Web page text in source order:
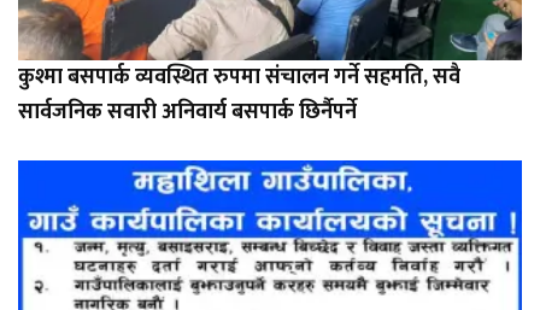
कुश्मा बसपार्क व्यवस्थित रुपमा संचालन गर्ने सहमति, सवै
सार्वजनिक सवारी अनिवार्य बसपार्क छिर्नैपर्ने